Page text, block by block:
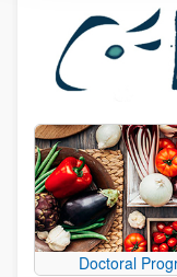
Doctoral